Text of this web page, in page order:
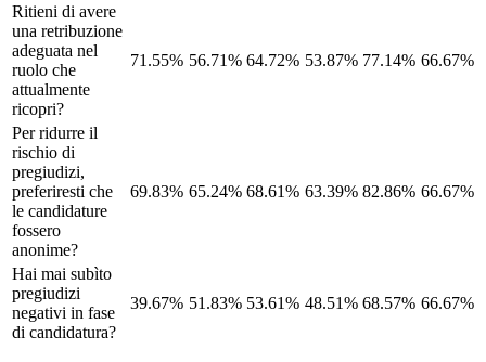
Ritieni di avere
una retribuzione
adeguata nel
ruolo che
attualmente
ricopri?
71.55% 56.71% 64.72% 53.87% 77.14% 66.67%
Per ridurre il
rischio di
pregiudizi,
preferiresti che
le candidature
fossero
anonime?
69.83% 65.24% 68.61% 63.39% 82.86% 66.67%
Hai mai subìto
pregiudizi
negativi in fase
di candidatura?
39.67% 51.83% 53.61% 48.51% 68.57% 66.67%